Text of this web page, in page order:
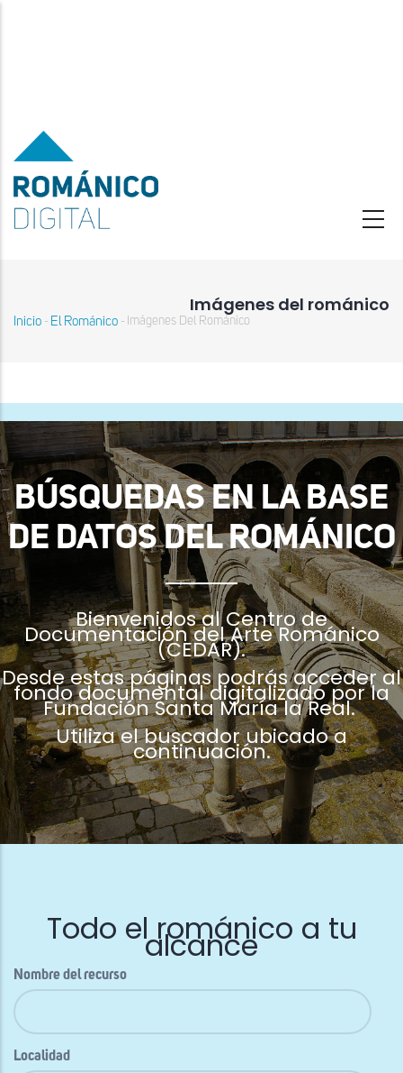
contenido
principal
Imágenes del románico
Sobrescribir
ayuda
a
la
navegación
Inicio - El Románico - Imágenes Del Románico
BÚSQUEDAS EN LA BASE
DE DATOS DEL ROMÁNICO
Bienvenidos al Centro de
Documentación del Arte Románico
(CEDAR).
Desde estas páginas podrás acceder al
fondo documental digitalizado por la
Fundación Santa María la Real.
Utiliza el buscador ubicado a
continuación.
Todo el románico a tu
alcance
Nombre del recurso
Localidad